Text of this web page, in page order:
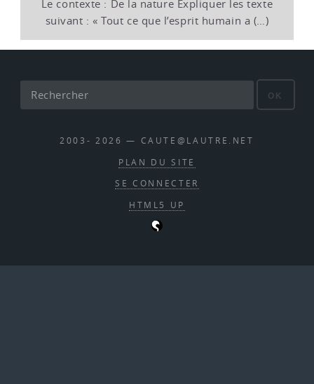
Le contexte : De la nature Expliquer les texte
suivant : « Tout ce que l’esprit humain a (…)
OK
2003- 2026 — CAUTE@LAUTRE.NET
PLAN DU SITE
SE CONNECTER
HTML5 UP